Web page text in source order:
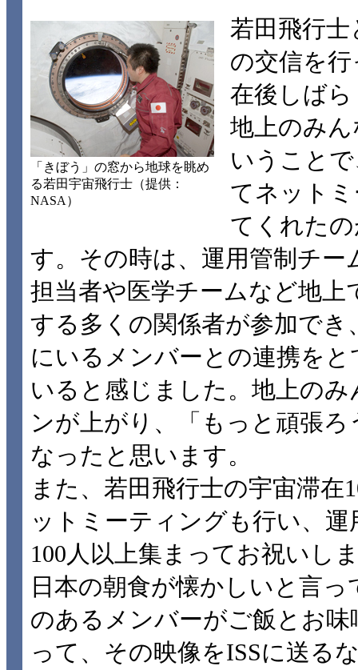
「きぼう」の窓から地球を眺め
る若田宇宙飛行士（提供：
NASA）
若田飛行
の交信を
在後しば
地上のみ
いうこと
てネット
てくれた
す。その時は、運用管制チー
担当者や医学チームなど地上
する多くの関係者が参加でき
にいるメンバーとの連携を
いると感じました。地上の
ンが上がり、「もっと頑張
なったと思います。
また、若田飛行士の宇宙滞在
ットミーティングも行い、
100人以上集まってお祝いし
日本の朝食が懐かしいと言
のあるメンバーがご飯とお
って、その映像をISSに送る